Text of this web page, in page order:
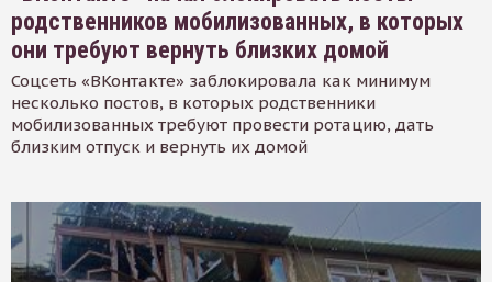
родственников мобилизованных, в которых
они требуют вернуть близких домой
Соцсеть «ВКонтакте» заблокировала как минимум
несколько постов, в которых родственники
мобилизованных требуют провести ротацию, дать
близким отпуск и вернуть их домой